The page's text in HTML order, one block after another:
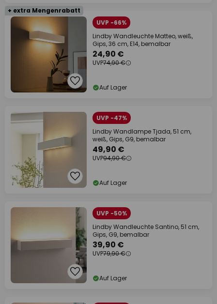
+ extra Mengenrabatt
UVP -66%
Lindby Wandleuchte Matteo, weiß,
Gips, 36 cm, E14, bemalbar
24,90 €
UVP74,90 €
Auf Lager
UVP -47%
Lindby Wandlampe Tjada, 51 cm,
weiß, Gips, G9, bemalbar
49,90 €
UVP94,90 €
Auf Lager
UVP -50%
Lindby Wandleuchte Santino, 51 cm,
Gips, G9, bemalbar
39,90 €
UVP79,90 €
Auf Lager